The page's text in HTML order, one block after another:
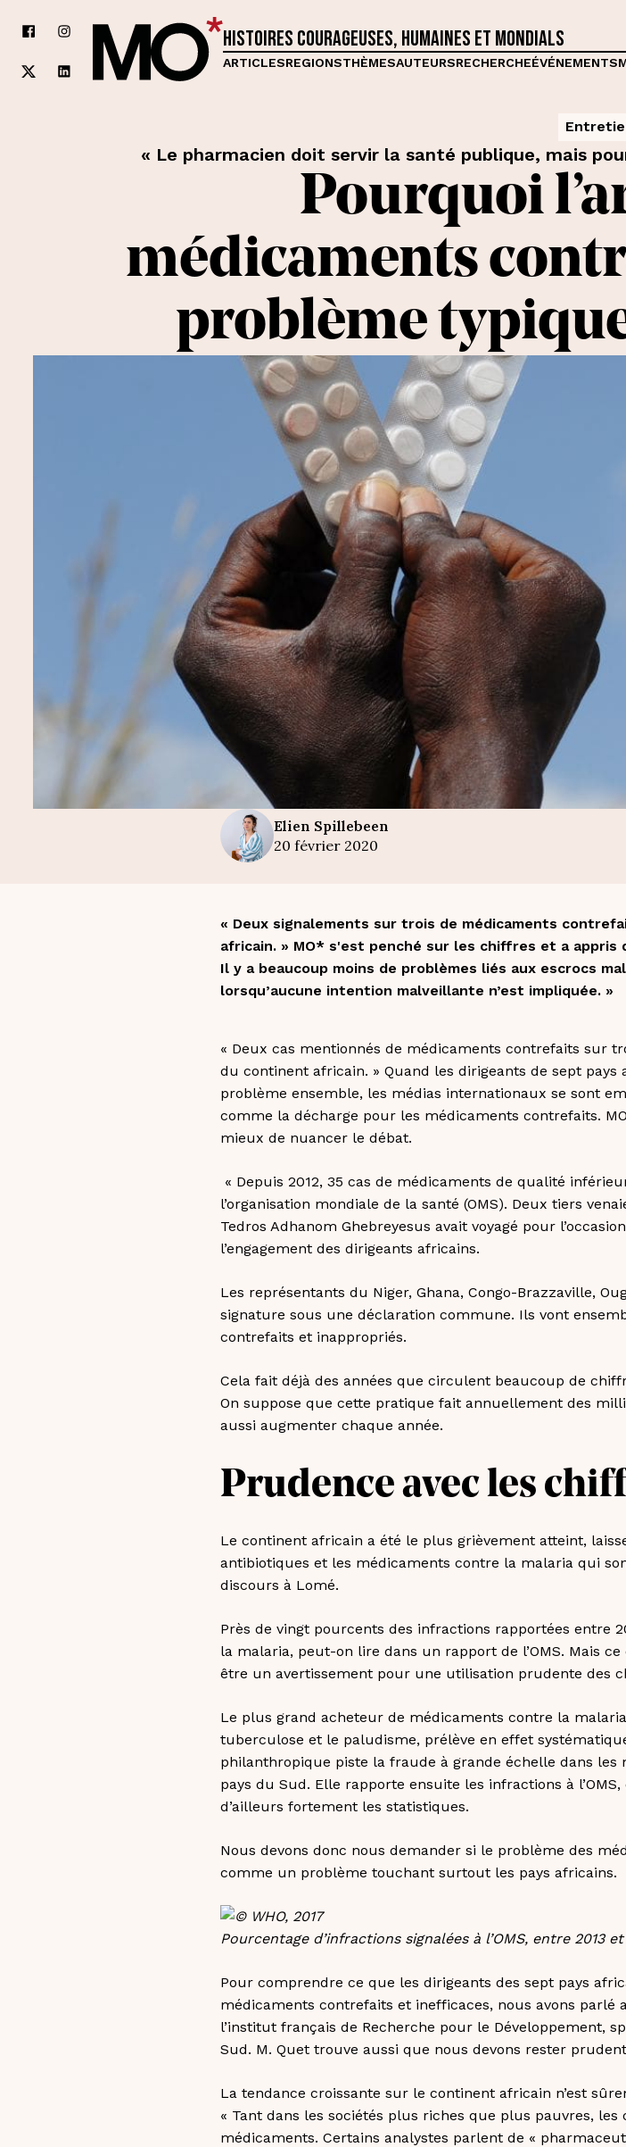
Histoires courageuses, humaines et mondials
ARTICLESREGIONSTHÈMESAUTEURSRECHERCHEÉVÉNEMENTS
« Le pharmacien doit servir la santé publique, mais
Pourquoi
médicaments
problème
Elien Spillebeen
20 février 2020
« Deux signalements sur trois de médicaments
africain. » MO* s'est penché sur les chiffres et a
Il y a beaucoup moins de problèmes liés aux escrocs
lorsqu’aucune intention malveillante n’est impliquée. »
« Deux cas mentionnés de médicaments contrefaits sur
du continent africain. » Quand les dirigeants de sept pays
problème ensemble, les médias internationaux se sont
comme la décharge pour les médicaments contrefaits.
mieux de nuancer le débat.
« Depuis 2012, 35 cas de médicaments de qualité
l’organisation mondiale de la santé (OMS). Deux tiers
Tedros Adhanom Ghebreyesus avait voyagé pour
l’engagement des dirigeants africains.
Les représentants du Niger, Ghana, Congo-Brazzaville,
signature sous une déclaration commune. Ils vont
contrefaits et inappropriés.
Cela fait déjà des années que circulent beaucoup de
On suppose que cette pratique fait annuellement des
aussi augmenter chaque année.
Prudence avec les
Le continent africain a été le plus grièvement atteint,
antibiotiques et les médicaments contre la malaria qui
discours à Lomé.
Près de vingt pourcents des infractions rapportées entre
la malaria, peut-on lire dans un rapport de l’OMS. Mais
être un avertissement pour une utilisation prudente des
Le plus grand acheteur de médicaments contre la
tuberculose et le paludisme, prélève en effet
philanthropique piste la fraude à grande échelle dans
pays du Sud. Elle rapporte ensuite les infractions à
d’ailleurs fortement les statistiques.
Nous devons donc nous demander si le problème des
comme un problème touchant surtout les pays africains.
Pourcentage d’infractions signalées à l’OMS, entre 2013 et
Pour comprendre ce que les dirigeants des sept pays
médicaments contrefaits et inefficaces, nous avons parlé
l’institut français de Recherche pour le Développement,
Sud. M. Quet trouve aussi que nous devons rester
La tendance croissante sur le continent africain n’est
« Tant dans les sociétés plus riches que plus pauvres,
médicaments. Certains analystes parlent de «